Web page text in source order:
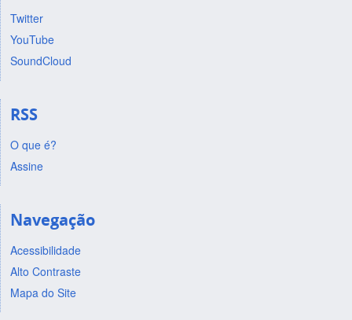
Twitter
YouTube
SoundCloud
RSS
O que é?
Assine
Navegação
Acessibilidade
Alto Contraste
Mapa do Site